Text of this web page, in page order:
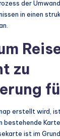
der
in einen
zu
erstellt wird,
bestehende
ist im